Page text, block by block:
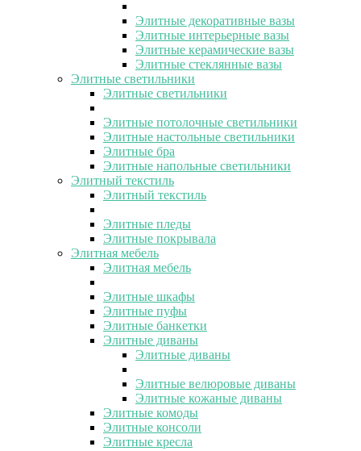
Элитные декоративные вазы
Элитные интерьерные вазы
Элитные керамические вазы
Элитные стеклянные вазы
Элитные светильники
Элитные светильники
Элитные потолочные светильники
Элитные настольные светильники
Элитные бра
Элитные напольные светильники
Элитный текстиль
Элитный текстиль
Элитные пледы
Элитные покрывала
Элитная мебель
Элитная мебель
Элитные шкафы
Элитные пуфы
Элитные банкетки
Элитные диваны
Элитные диваны
Элитные велюровые диваны
Элитные кожаные диваны
Элитные комоды
Элитные консоли
Элитные кресла